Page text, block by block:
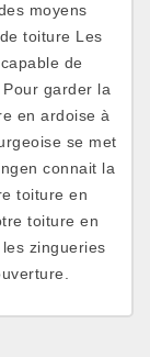
moyens
toiture Les
de
garder la
en ardoise à
se met
connait la
toiture en
toiture en
zingueries